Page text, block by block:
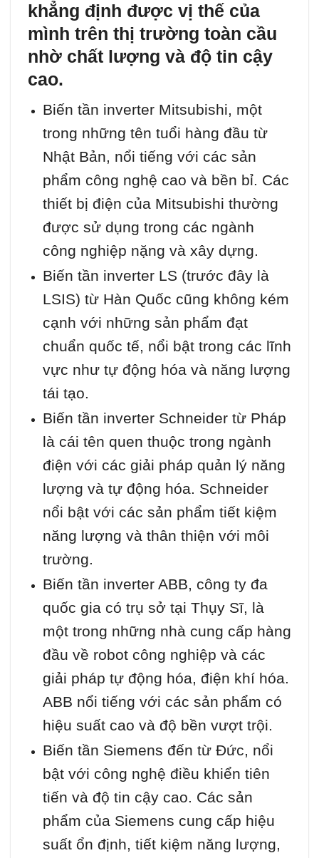
khẳng định được vị thế của
mình trên thị trường toàn cầu
nhờ chất lượng và độ tin cậy
cao.
Biến tần inverter Mitsubishi, một
trong những tên tuổi hàng đầu từ
Nhật Bản, nổi tiếng với các sản
phẩm công nghệ cao và bền bỉ. Các
thiết bị điện của Mitsubishi thường
được sử dụng trong các ngành
công nghiệp nặng và xây dựng.
Biến tần inverter LS (trước đây là
LSIS) từ Hàn Quốc cũng không kém
cạnh với những sản phẩm đạt
chuẩn quốc tế, nổi bật trong các lĩnh
vực như tự động hóa và năng lượng
tái tạo.
Biến tần inverter Schneider từ Pháp
là cái tên quen thuộc trong ngành
điện với các giải pháp quản lý năng
lượng và tự động hóa. Schneider
nổi bật với các sản phẩm tiết kiệm
năng lượng và thân thiện với môi
trường.
Biến tần inverter ABB, công ty đa
quốc gia có trụ sở tại Thụy Sĩ, là
một trong những nhà cung cấp hàng
đầu về robot công nghiệp và các
giải pháp tự động hóa, điện khí hóa.
ABB nổi tiếng với các sản phẩm có
hiệu suất cao và độ bền vượt trội.
Biến tần Siemens đến từ Đức, nổi
bật với công nghệ điều khiển tiên
tiến và độ tin cậy cao. Các sản
phẩm của Siemens cung cấp hiệu
suất ổn định, tiết kiệm năng lượng,